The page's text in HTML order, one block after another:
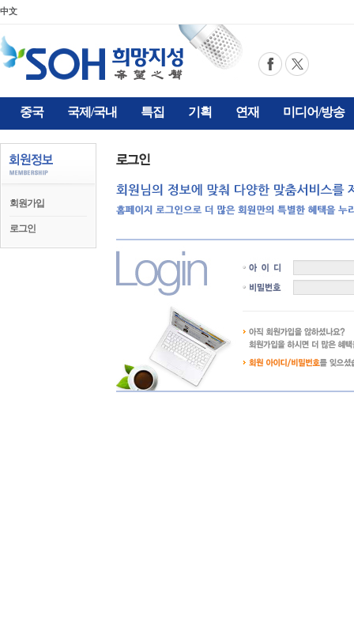
中文
중국 국제/국내 특집 기획 연재 미디어/방송
회원가입
로그인